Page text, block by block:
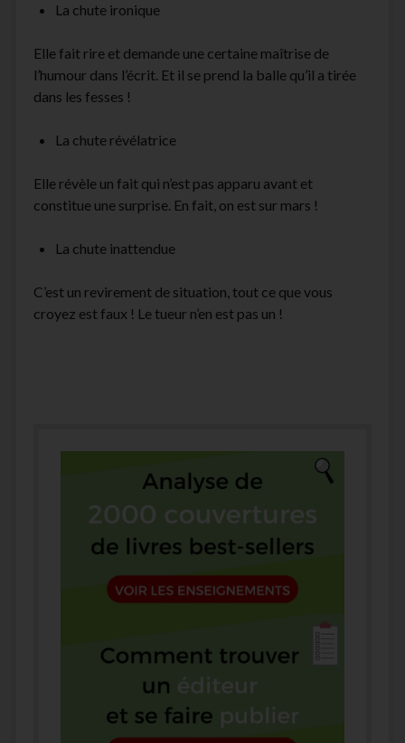
La chute ironique
Elle fait rire et demande une certaine maîtrise de
l’humour dans l’écrit. Et il se prend la balle qu’il a tirée
dans les fesses !
La chute révélatrice
Elle révèle un fait qui n’est pas apparu avant et
constitue une surprise. En fait, on est sur mars !
La chute inattendue
C’est un revirement de situation, tout ce que vous
croyez est faux ! Le tueur n’en est pas un !